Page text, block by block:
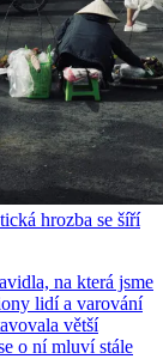
hrozba se šíří
na která jsme
lidí a varování
větší
o ní mluví stále